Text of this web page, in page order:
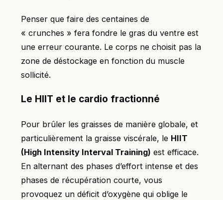
Penser que faire des centaines de
« crunches » fera fondre le gras du ventre est
une erreur courante. Le corps ne choisit pas la
zone de déstockage en fonction du muscle
sollicité.
Le HIIT et le cardio fractionné
Pour brûler les graisses de manière globale, et
particulièrement la graisse viscérale, le HIIT
(High Intensity Interval Training) est efficace.
En alternant des phases d’effort intense et des
phases de récupération courte, vous
provoquez un déficit d’oxygène qui oblige le